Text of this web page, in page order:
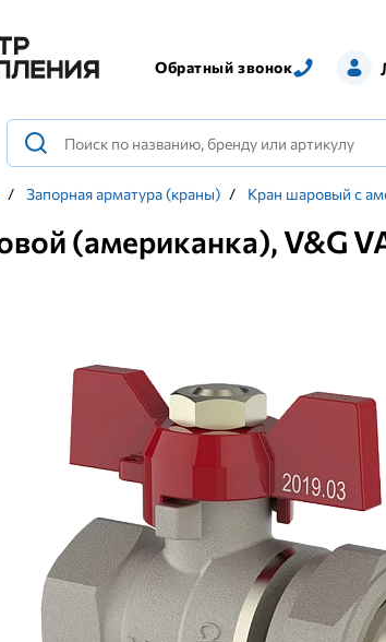
Обратный звонок
/ Запорная арматура (краны) / Кран шаровый с
(американка), V&G